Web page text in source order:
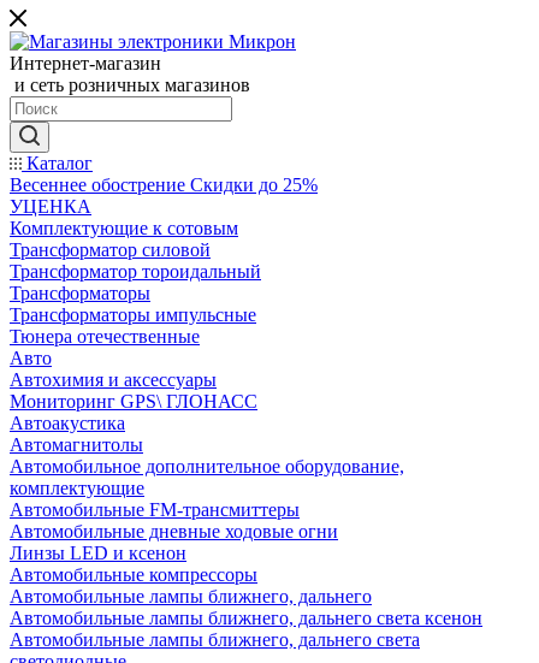
Интернет-магазин
и сеть розничных магазинов
Каталог
Весеннее обострение Скидки до 25%
УЦЕНКА
Комплектующие к сотовым
Трансформатор силовой
Трансформатор тороидальный
Трансформаторы
Трансформаторы импульсные
Тюнера отечественные
Авто
Автохимия и аксессуары
Мониторинг GPS\ ГЛОНАСС
Автоакустика
Автомагнитолы
Автомобильное дополнительное оборудование,
комплектующие
Автомобильные FM-трансмиттеры
Автомобильные дневные ходовые огни
Линзы LED и ксенон
Автомобильные компрессоры
Автомобильные лампы ближнего, дальнего
Автомобильные лампы ближнего, дальнего света ксенон
Автомобильные лампы ближнего, дальнего света